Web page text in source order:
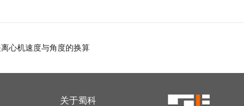
心机速度与角度的换算
关于蜀科